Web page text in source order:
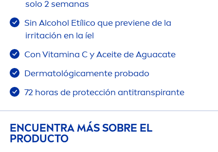
solo 2 semanas
Sin Alcohol Etílico que previene de la
irritación en la íel
ConVitamina C y Aceite de Aguacate
Dermatológicamente probado
72 horas de protección antitranspirante
ENCUENTRA MÁS SOBRE EL
PRODUCTO